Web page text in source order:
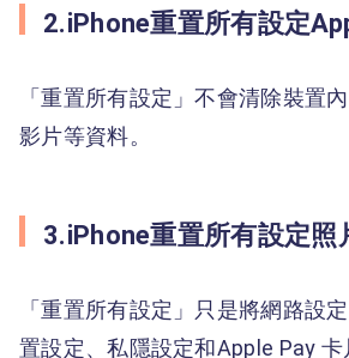
2.iPhone重置所有設定
「重置所有設定」不會清除裝置
影片等資料。
3.iPhone重置所有設定照
「重置所有設定」只是將網路設
置設定、私隱設定和Apple Pay